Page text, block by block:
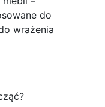
do
wrażenia